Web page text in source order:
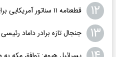
۱۲ قطعنامه ۱۱ سناتور آمریکایی برای توقف جنگ علیه ایران
۱۳ جنجال تازه برادر داماد رئیسی